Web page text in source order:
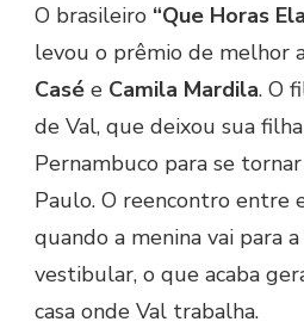
O brasileiro “Que Horas
levou o prêmio de melhor
Casé e Camila Mardila. O
de Val, que deixou sua
Pernambuco para se
Paulo. O reencontro entre
quando a menina vai para
vestibular, o que acaba
casa onde Val trabalha.